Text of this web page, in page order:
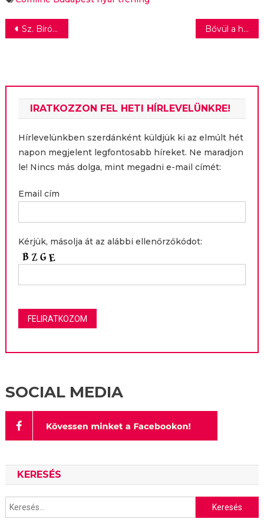
Bejegyzés
Sz. Bíró Zoltán: Putyin háborúja Bővül a hátrányos helyzetű gyermekek pénzügyi és szociális készségeinek fejlesztését célzó program
IRATKOZZON FEL HETI HÍRLEVELÜNKRE!
Hírlevelünkben szerdánként küldjük ki az elmúlt hét
napon megjelent legfontosabb híreket. Ne maradjon
le! Nincs más dolga, mint megadni e-mail címét:
Email cím
Kérjük, másolja át az alábbi ellenőrzőkódot:
SOCIAL MEDIA
KERESÉS
Keresés: